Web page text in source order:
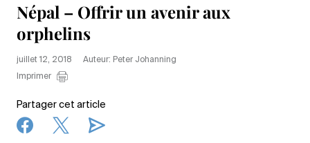
Népal – Offrir un avenir aux
orphelins
juillet 12, 2018
Auteur: Peter Johanning
Imprimer
Partager cet article